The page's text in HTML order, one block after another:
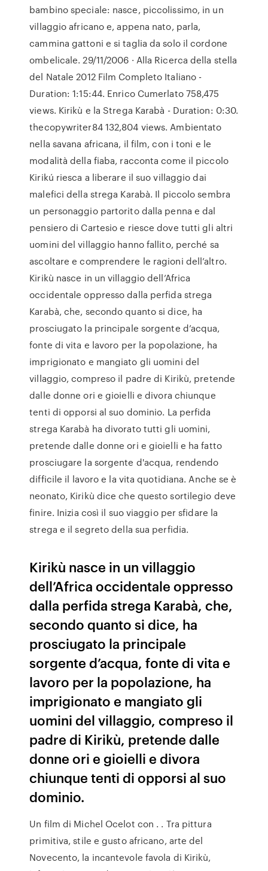
bambino speciale: nasce, piccolissimo, in un
villaggio africano e, appena nato, parla,
cammina gattoni e si taglia da solo il cordone
ombelicale. 29/11/2006 · Alla Ricerca della stella
del Natale 2012 Film Completo Italiano -
Duration: 1:15:44. Enrico Cumerlato 758,475
views. Kirikù e la Strega Karabà - Duration: 0:30.
thecopywriter84 132,804 views. Ambientato
nella savana africana, il film, con i toni e le
modalità della fiaba, racconta come il piccolo
Kirikú riesca a liberare il suo villaggio dai
malefici della strega Karabà. Il piccolo sembra
un personaggio partorito dalla penna e dal
pensiero di Cartesio e riesce dove tutti gli altri
uomini del villaggio hanno fallito, perché sa
ascoltare e comprendere le ragioni dell’altro.
Kirikù nasce in un villaggio dell’Africa
occidentale oppresso dalla perfida strega
Karabà, che, secondo quanto si dice, ha
prosciugato la principale sorgente d’acqua,
fonte di vita e lavoro per la popolazione, ha
imprigionato e mangiato gli uomini del
villaggio, compreso il padre di Kirikù, pretende
dalle donne ori e gioielli e divora chiunque
tenti di opporsi al suo dominio. La perfida
strega Karabà ha divorato tutti gli uomini,
pretende dalle donne ori e gioielli e ha fatto
prosciugare la sorgente d'acqua, rendendo
difficile il lavoro e la vita quotidiana. Anche se è
neonato, Kirikù dice che questo sortilegio deve
finire. Inizia così il suo viaggio per sfidare la
strega e il segreto della sua perfidia.
Kirikù nasce in un villaggio
dell’Africa occidentale oppresso
dalla perfida strega Karabà, che,
secondo quanto si dice, ha
prosciugato la principale
sorgente d’acqua, fonte di vita e
lavoro per la popolazione, ha
imprigionato e mangiato gli
uomini del villaggio, compreso il
padre di Kirikù, pretende dalle
donne ori e gioielli e divora
chiunque tenti di opporsi al suo
dominio.
Un film di Michel Ocelot con . . Tra pittura
primitiva, stile e gusto africano, arte del
Novecento, la incantevole favola di Kirikù,